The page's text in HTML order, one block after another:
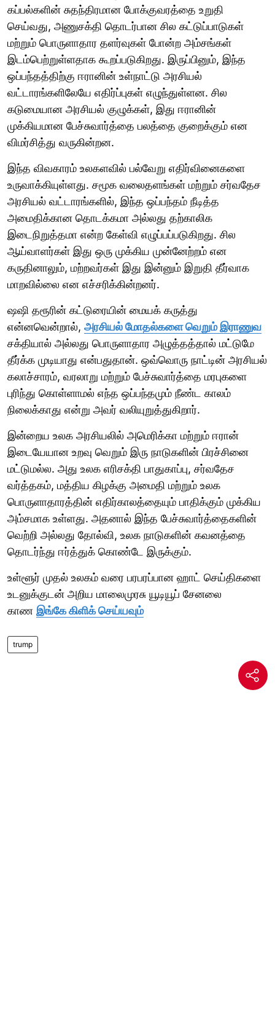
கப்பல்களின் சுதந்திரமான போக்குவரத்தை உறுதி
செய்வது, அணுசக்தி தொடர்பான சில கட்டுப்பாடுகள்
மற்றும் பொருளாதார தளர்வுகள் போன்ற அம்சங்கள்
இடம்பெற்றுள்ளதாக கூறப்படுகிறது. இருப்பினும், இந்த
ஒப்பந்தத்திற்கு ஈரானின் உள்நாட்டு அரசியல்
வட்டாரங்களிலேயே எதிர்ப்புகள் எழுந்துள்ளன. சில
கடுமையான அரசியல் குழுக்கள், இது ஈரானின்
முக்கியமான பேச்சுவார்த்தை பலத்தை குறைக்கும் என
விமர்சித்து வருகின்றன.
இந்த விவகாரம் உலகளவில் பல்வேறு எதிர்வினைகளை
உருவாக்கியுள்ளது. சமூக வலைதளங்கள் மற்றும் சர்வதேச
அரசியல் வட்டாரங்களில், இந்த ஒப்பந்தம் நீடித்த
அமைதிக்கான தொடக்கமா அல்லது தற்காலிக
இடைநிறுத்தமா என்ற கேள்வி எழுப்பப்படுகிறது. சில
ஆய்வாளர்கள் இது ஒரு முக்கிய முன்னேற்றம் என
கருதினாலும், மற்றவர்கள் இது இன்னும் இறுதி தீர்வாக
மாறவில்லை என எச்சரிக்கின்றனர்.
ஷஷி தரூரின் கட்டுரையின் மையக் கருத்து
என்னவென்றால், அரசியல் மோதல்களை வெறும் இராணுவ
சக்தியால் அல்லது பொருளாதார அழுத்தத்தால் மட்டுமே
தீர்க்க முடியாது என்பதுதான். ஒவ்வொரு நாட்டின் அரசியல்
கலாச்சாரம், வரலாறு மற்றும் பேச்சுவார்த்தை மரபுகளை
புரிந்து கொள்ளாமல் எந்த ஒப்பந்தமும் நீண்ட காலம்
நிலைக்காது என்று அவர் வலியுறுத்துகிறார்.
இன்றைய உலக அரசியலில் அமெரிக்கா மற்றும் ஈரான்
இடையேயான உறவு வெறும் இரு நாடுகளின் பிரச்சினை
மட்டுமல்ல. அது உலக எரிசக்தி பாதுகாப்பு, சர்வதேச
வர்த்தகம், மத்திய கிழக்கு அமைதி மற்றும் உலக
பொருளாதாரத்தின் எதிர்காலத்தையும் பாதிக்கும் முக்கிய
அம்சமாக உள்ளது. அதனால் இந்த பேச்சுவார்த்தைகளின்
வெற்றி அல்லது தோல்வி, உலக நாடுகளின் கவனத்தை
தொடர்ந்து ஈர்த்துக் கொண்டே இருக்கும்.
உள்ளூர் முதல் உலகம் வரை பரபரப்பான ஹாட் செய்திகளை
உடனுக்குடன் அறிய மாலைமுரசு யூடியூப் சேனலை
காண இங்கே கிளிக் செய்யவும்
trump